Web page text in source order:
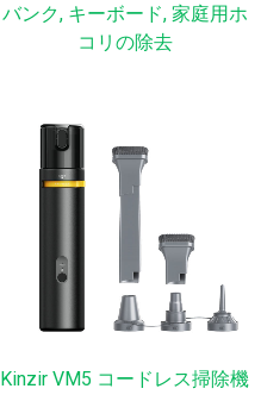
バンク, キーボード, 家庭用ホ
コリの除去
Kinzir VM5 コードレス掃除機